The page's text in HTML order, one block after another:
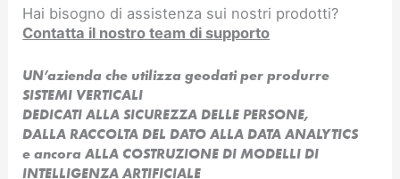
Hai bisogno di assistenza sui nostri prodotti?
Contatta il nostro team di supporto
UN’azienda che utilizza geodati per produrre
SISTEMI VERTICALI
DEDICATI ALLA SICUREZZA DELLE PERSONE,
DALLA RACCOLTA DEL DATO ALLA DATA ANALYTICS
e ancora ALLA COSTRUZIONE DI MODELLI DI
INTELLIGENZA ARTIFICIALE​